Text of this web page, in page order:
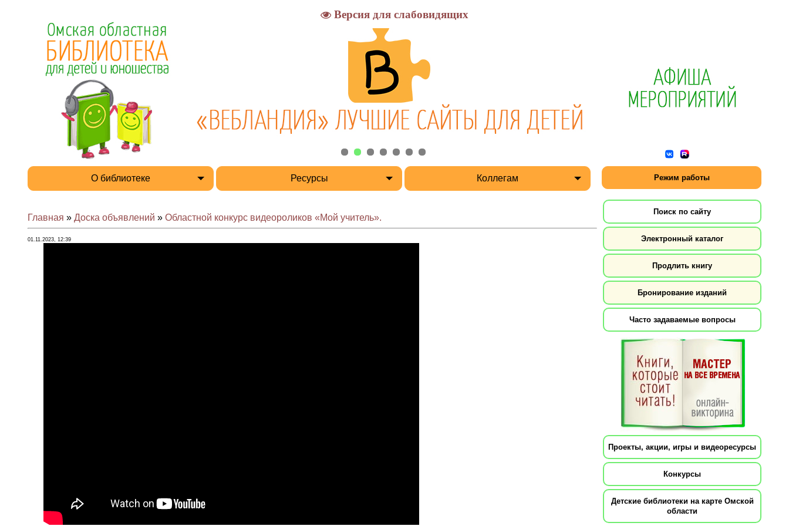
Версия для слабовидящих
О библиотеке Ресурсы Коллегам Режим работы
Главная » Доска объявлений » Областной конкурс видеороликов «Мой учитель».
01.11.2023, 12:39
Поиск по сайту
Электронный каталог
Продлить книгу
Бронирование изданий
Часто задаваемые вопросы
Проекты, акции, игры и видеоресурсы
Конкурсы
Детские библиотеки на карте Омской
области